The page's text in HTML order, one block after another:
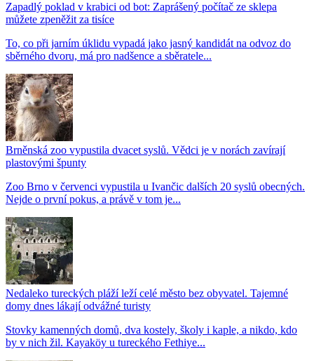
Zapadlý poklad v krabici od bot: Zaprášený počítač ze sklepa
můžete zpeněžit za tisíce
To, co při jarním úklidu vypadá jako jasný kandidát na odvoz do
sběrného dvoru, má pro nadšence a sběratele...
Brněnská zoo vypustila dvacet syslů. Vědci je v norách zavírají
plastovými špunty
Zoo Brno v červenci vypustila u Ivančic dalších 20 syslů obecných.
Nejde o první pokus, a právě v tom je...
Nedaleko tureckých pláží leží celé město bez obyvatel. Tajemné
domy dnes lákají odvážné turisty
Stovky kamenných domů, dva kostely, školy i kaple, a nikdo, kdo
by v nich žil. Kayaköy u tureckého Fethiye...